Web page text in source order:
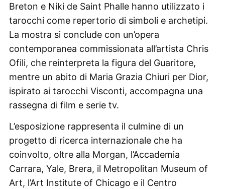
Breton e Niki de Saint Phalle hanno utilizzato i
tarocchi come repertorio di simboli e archetipi.
La mostra si conclude con un’opera
contemporanea commissionata all’artista Chris
Ofili, che reinterpreta la figura del Guaritore,
mentre un abito di Maria Grazia Chiuri per Dior,
ispirato ai tarocchi Visconti, accompagna una
rassegna di film e serie tv.
L’esposizione rappresenta il culmine di un
progetto di ricerca internazionale che ha
coinvolto, oltre alla Morgan, l’Accademia
Carrara, Yale, Brera, il Metropolitan Museum of
Art, l’Art Institute of Chicago e il Centro